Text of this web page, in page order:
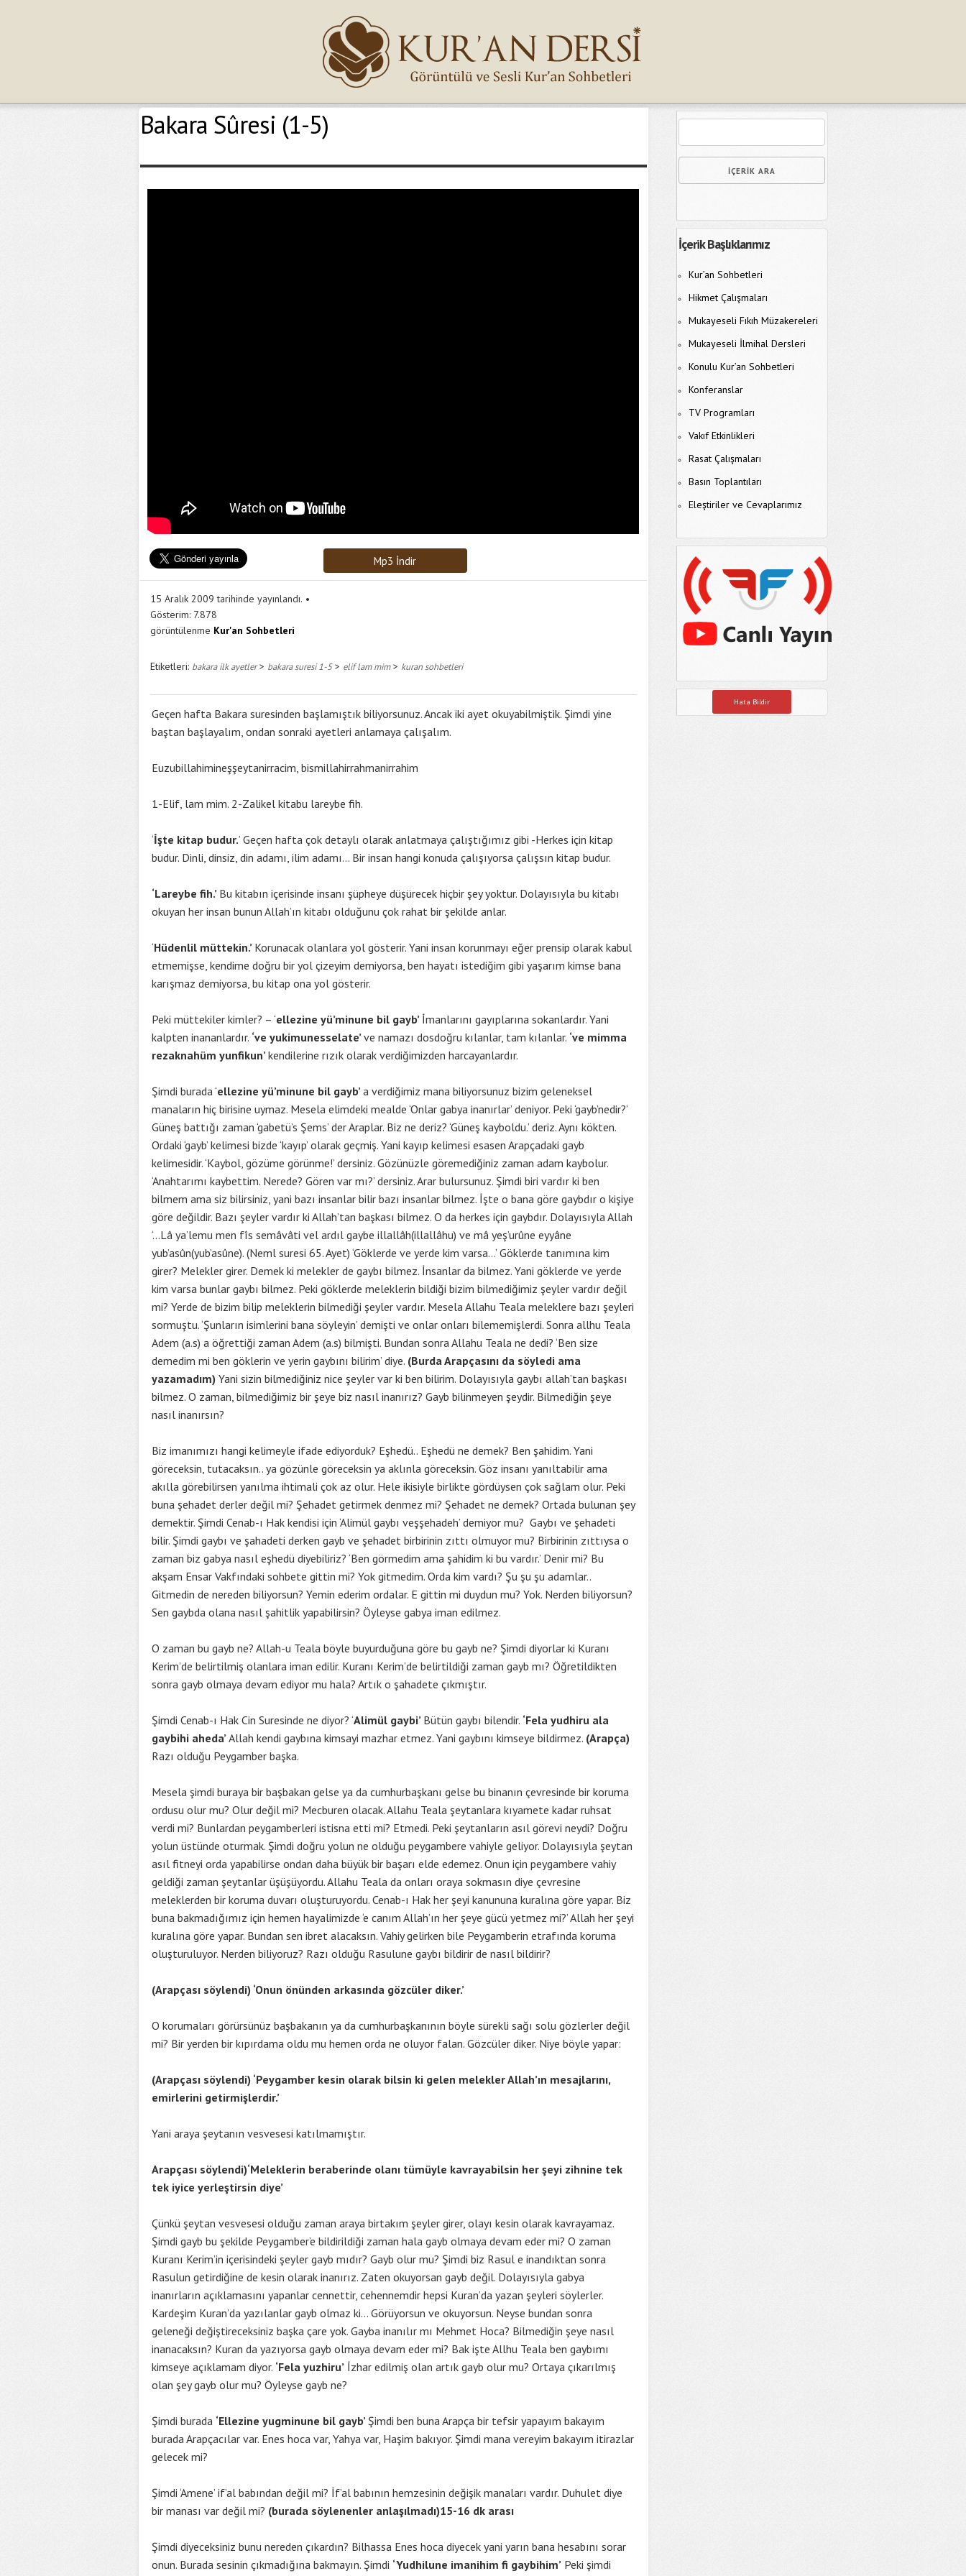
Bakara Sûresi (1-5)
Mp3 İndir
15 Aralık 2009 tarihinde yayınlandı.
Gösterim: 7.878
görüntülenme Kur'an Sohbetleri
Etiketleri: bakara ilk ayetler> bakara suresi 1-5> elif lam mim> kuran sohbetleri
Geçen hafta Bakara suresinden başlamıştık biliyorsunuz. Ancak iki ayet okuyabilmiştik. Şimdi yine
baştan başlayalım, ondan sonraki ayetleri anlamaya çalışalım.
Euzubillahimineşşeytanirracim, bismillahirrahmanirrahim
1-Elif, lam mim. 2-Zalikel kitabu lareybe fih.
‘İşte kitap budur.’ Geçen hafta çok detaylı olarak anlatmaya çalıştığımız gibi -Herkes için kitap
budur. Dinli, dinsiz, din adamı, ilim adamı… Bir insan hangi konuda çalışıyorsa çalışsın kitap budur.
‘Lareybe fih.’ Bu kitabın içerisinde insanı şüpheye düşürecek hiçbir şey yoktur. Dolayısıyla bu kitabı
okuyan her insan bunun Allah’ın kitabı olduğunu çok rahat bir şekilde anlar.
‘Hüdenlil müttekin.’ Korunacak olanlara yol gösterir. Yani insan korunmayı eğer prensip olarak kabul
etmemişse, kendime doğru bir yol çizeyim demiyorsa, ben hayatı istediğim gibi yaşarım kimse bana
karışmaz demiyorsa, bu kitap ona yol gösterir.
Peki müttekiler kimler? – ‘ellezine yü’minune bil gayb’ İmanlarını gayıplarına sokanlardır. Yani
kalpten inananlardır. ‘ve yukimunesselate’ ve namazı dosdoğru kılanlar, tam kılanlar. ‘ve mimma
rezaknahüm yunfikun’ kendilerine rızık olarak verdiğimizden harcayanlardır.
Şimdi burada ‘ellezine yü’minune bil gayb’ a verdiğimiz mana biliyorsunuz bizim geleneksel
manaların hiç birisine uymaz. Mesela elimdeki mealde ‘Onlar gabya inanırlar’ deniyor. Peki ‘gayb’nedir?’
Güneş battığı zaman ‘gabetü’s Şems’ der Araplar. Biz ne deriz? ‘Güneş kayboldu.’ deriz. Aynı kökten.
Ordaki ‘gayb’ kelimesi bizde ‘kayıp’ olarak geçmiş. Yani kayıp kelimesi esasen Arapçadaki gayb
kelimesidir. ‘Kaybol, gözüme görünme!’ dersiniz. Gözünüzle göremediğiniz zaman adam kaybolur.
‘Anahtarımı kaybettim. Nerede? Gören var mı?’ dersiniz. Arar bulursunuz. Şimdi biri vardır ki ben
bilmem ama siz bilirsiniz, yani bazı insanlar bilir bazı insanlar bilmez. İşte o bana göre gaybdır o kişiye
göre değildir. Bazı şeyler vardır ki Allah’tan başkası bilmez. O da herkes için gaybdır. Dolayısıyla Allah
‘…Lâ ya’lemu men fîs semâvâti vel ardıl gaybe illallâh(illallâhu) ve mâ yeş’urûne eyyâne
yub’asûn(yub’asûne). (Neml suresi 65. Ayet) ‘Göklerde ve yerde kim varsa…’ Göklerde tanımına kim
girer? Melekler girer. Demek ki melekler de gaybı bilmez. İnsanlar da bilmez. Yani göklerde ve yerde
kim varsa bunlar gaybı bilmez. Peki göklerde meleklerin bildiği bizim bilmediğimiz şeyler vardır değil
mi? Yerde de bizim bilip meleklerin bilmediği şeyler vardır. Mesela Allahu Teala meleklere bazı şeyleri
sormuştu. ‘Şunların isimlerini bana söyleyin’ demişti ve onlar onları bilememişlerdi. Sonra allhu Teala
Adem (a.s) a öğrettiği zaman Adem (a.s) bilmişti. Bundan sonra Allahu Teala ne dedi? ‘Ben size
demedim mi ben göklerin ve yerin gaybını bilirim’ diye. (Burda Arapçasını da söyledi ama
yazamadım) Yani sizin bilmediğiniz nice şeyler var ki ben bilirim. Dolayısıyla gaybı allah’tan başkası
bilmez. O zaman, bilmediğimiz bir şeye biz nasıl inanırız? Gayb bilinmeyen şeydir. Bilmediğin şeye
nasıl inanırsın?
Biz imanımızı hangi kelimeyle ifade ediyorduk? Eşhedü.. Eşhedü ne demek? Ben şahidim. Yani
göreceksin, tutacaksın.. ya gözünle göreceksin ya aklınla göreceksin. Göz insanı yanıltabilir ama
akılla görebilirsen yanılma ihtimali çok az olur. Hele ikisiyle birlikte gördüysen çok sağlam olur. Peki
buna şehadet derler değil mi? Şehadet getirmek denmez mi? Şehadet ne demek? Ortada bulunan şey
demektir. Şimdi Cenab-ı Hak kendisi için ‘Alimül gaybı veşşehadeh’ demiyor mu? Gaybı ve şehadeti
bilir. Şimdi gaybı ve şahadeti derken gayb ve şehadet birbirinin zıttı olmuyor mu? Birbirinin zıttıysa o
zaman biz gabya nasıl eşhedü diyebiliriz? ‘Ben görmedim ama şahidim ki bu vardır.’ Denir mi? Bu
akşam Ensar Vakfındaki sohbete gittin mi? Yok gitmedim. Orda kim vardı? Şu şu şu adamlar..
Gitmedin de nereden biliyorsun? Yemin ederim ordalar. E gittin mi duydun mu? Yok. Nerden biliyorsun?
Sen gaybda olana nasıl şahitlik yapabilirsin? Öyleyse gabya iman edilmez.
O zaman bu gayb ne? Allah-u Teala böyle buyurduğuna göre bu gayb ne? Şimdi diyorlar ki Kuranı
Kerim’de belirtilmiş olanlara iman edilir. Kuranı Kerim’de belirtildiği zaman gayb mı? Öğretildikten
sonra gayb olmaya devam ediyor mu hala? Artık o şahadete çıkmıştır.
Şimdi Cenab-ı Hak Cin Suresinde ne diyor? ‘Alimül gaybi’ Bütün gaybı bilendir. ‘Fela yudhiru ala
gaybihi aheda’ Allah kendi gaybına kimsayi mazhar etmez. Yani gaybını kimseye bildirmez. (Arapça)
Razı olduğu Peygamber başka.
Mesela şimdi buraya bir başbakan gelse ya da cumhurbaşkanı gelse bu binanın çevresinde bir koruma
ordusu olur mu? Olur değil mi? Mecburen olacak. Allahu Teala şeytanlara kıyamete kadar ruhsat
verdi mi? Bunlardan peygamberleri istisna etti mi? Etmedi. Peki şeytanların asıl görevi neydi? Doğru
yolun üstünde oturmak. Şimdi doğru yolun ne olduğu peygambere vahiyle geliyor. Dolayısıyla şeytan
asıl fitneyi orda yapabilirse ondan daha büyük bir başarı elde edemez. Onun için peygambere vahiy
geldiği zaman şeytanlar üşüşüyordu. Allahu Teala da onları oraya sokmasın diye çevresine
meleklerden bir koruma duvarı oluşturuyordu. Cenab-ı Hak her şeyi kanununa kuralına göre yapar. Biz
buna bakmadığımız için hemen hayalimizde ‘e canım Allah’ın her şeye gücü yetmez mi?’ Allah her şeyi
kuralına göre yapar. Bundan sen ibret alacaksın. Vahiy gelirken bile Peygamberin etrafında koruma
oluşturuluyor. Nerden biliyoruz? Razı olduğu Rasulune gaybı bildirir de nasıl bildirir?
(Arapçası söylendi) ‘Onun önünden arkasında gözcüler diker.’
O korumaları görürsünüz başbakanın ya da cumhurbaşkanının böyle sürekli sağı solu gözlerler değil
mi? Bir yerden bir kıpırdama oldu mu hemen orda ne oluyor falan. Gözcüler diker. Niye böyle yapar:
(Arapçası söylendi) ‘Peygamber kesin olarak bilsin ki gelen melekler Allah’ın mesajlarını,
emirlerini getirmişlerdir.’
Yani araya şeytanın vesvesesi katılmamıştır.
Arapçası söylendi)‘Meleklerin beraberinde olanı tümüyle kavrayabilsin her şeyi zihnine tek
tek iyice yerleştirsin diye’
Çünkü şeytan vesvesesi olduğu zaman araya birtakım şeyler girer, olayı kesin olarak kavrayamaz.
Şimdi gayb bu şekilde Peygamber’e bildirildiği zaman hala gayb olmaya devam eder mi? O zaman
Kuranı Kerim’in içerisindeki şeyler gayb mıdır? Gayb olur mu? Şimdi biz Rasul e inandıktan sonra
Rasulun getirdiğine de kesin olarak inanırız. Zaten okuyorsan gayb değil. Dolayısıyla gabya
inanırların açıklamasını yapanlar cennettir, cehennemdir hepsi Kuran’da yazan şeyleri söylerler.
Kardeşim Kuran’da yazılanlar gayb olmaz ki… Görüyorsun ve okuyorsun. Neyse bundan sonra
geleneği değiştireceksiniz başka çare yok. Gayba inanılır mı Mehmet Hoca? Bilmediğin şeye nasıl
inanacaksın? Kuran da yazıyorsa gayb olmaya devam eder mi? Bak işte Allhu Teala ben gaybımı
kimseye açıklamam diyor. ‘Fela yuzhiru’ İzhar edilmiş olan artık gayb olur mu? Ortaya çıkarılmış
olan şey gayb olur mu? Öyleyse gayb ne?
Şimdi burada ‘Ellezine yugminune bil gayb’ Şimdi ben buna Arapça bir tefsir yapayım bakayım
burada Arapçacılar var. Enes hoca var, Yahya var, Haşim bakıyor. Şimdi mana vereyim bakayım itirazlar
gelecek mi?
Şimdi ‘Amene’ if’al babından değil mi? İf’al babının hemzesinin değişik manaları vardır. Duhulet diye
bir manası var değil mi? (burada söylenenler anlaşılmadı)15-16 dk arası
Şimdi diyeceksiniz bunu nereden çıkardın? Bilhassa Enes hoca diyecek yani yarın bana hesabını sorar
onun. Burada sesinin çıkmadığına bakmayın. Şimdi ‘Yudhilune imanihim fi gaybihim’ Peki şimdi
İçerik Başlıklarımız
Kur’an Sohbetleri
Hikmet Çalışmaları
Mukayeseli Fıkıh Müzakereleri
Mukayeseli İlmihal Dersleri
Konulu Kur’an Sohbetleri
Konferanslar
TV Programları
Vakıf Etkinlikleri
Rasat Çalışmaları
Basın Toplantıları
Eleştiriler ve Cevaplarımız
Hata Bildir